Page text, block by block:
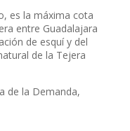
es la máxima cota
entre Guadalajara
de esquí y del
de la Tejera
de la Demanda,